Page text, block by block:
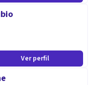
Ver perfil